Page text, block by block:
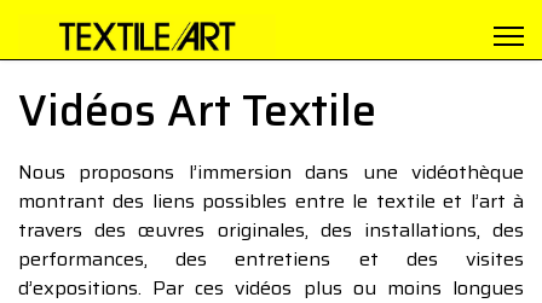
Vidéos Art Textile
Nous proposons l’immersion dans une vidéothèque
montrant des liens possibles entre le textile et l’art à
travers des œuvres originales, des installations, des
performances, des entretiens et des visites
d’expositions. Par ces vidéos plus ou moins longues